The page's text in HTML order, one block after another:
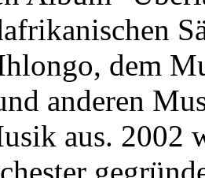
dem
anderen
aus. 2002